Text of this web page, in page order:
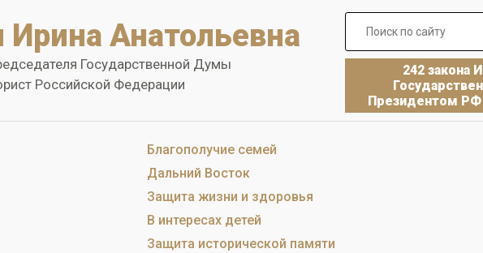
Ирина Анатольевна
Государственной Думы
Российской Федерации
242 закона
Президентом РФ
Благополучие семей
Дальний Восток
Защита жизни и здоровья
В интересах детей
Защита исторической памяти